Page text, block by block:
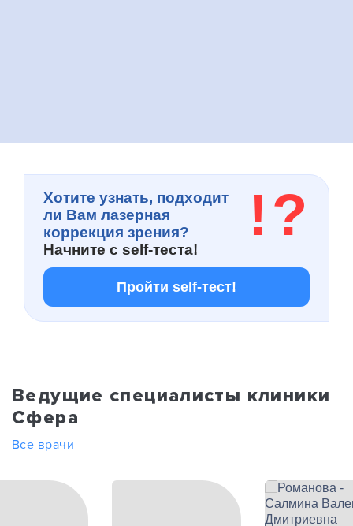
Хотите узнать, подходит
ли Вам лазерная
коррекция зрения?
Начните с self-теста!
!?
Пройти self-тест!
Ведущие специалисты клиники
Сфера
Все врачи